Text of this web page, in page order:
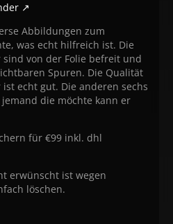
Abbildungen zum
was echt hilfreich ist. Die
von der Folie befreit und
Spuren. Die Qualität
echt gut. Die anderen sechs
die möchte kann er
für €99 inkl. dhl
erwünscht ist wegen
löschen.